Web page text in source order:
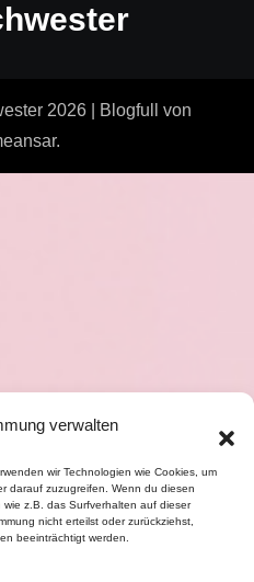
verwalten
wir Technologien wie Cookies, um
darauf zuzugreifen. Wenn du diesen
z.B. das Surfverhalten auf dieser
nicht erteilst oder zurückziehst,
beeinträchtigt werden.
2026 Blogfull
von
.